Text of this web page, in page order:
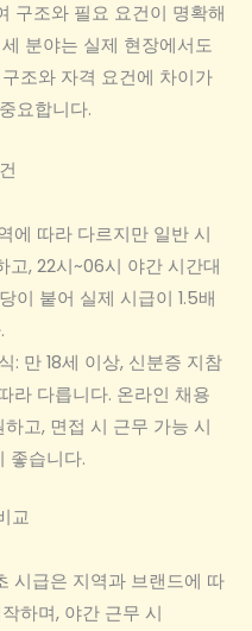
구조와 필요 요건이 명확해
분야는 실제 현장에서도
조와 자격 요건에 차이가
요합니다.
에 따라 다르지만 일반 시
고, 22시~06시 야간 시간대
이 붙어 실제 시급이 1.5배
: 만 18세 이상, 신분증 지참
라 다릅니다. 온라인 채용
고, 면접 시 근무 가능 시
좋습니다.
교
시급은 지역과 브랜드에 따
하며, 야간 근무 시